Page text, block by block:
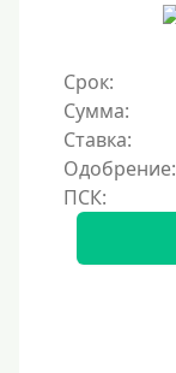
Срок:
Сумма:
Ставка:
Одобрение: